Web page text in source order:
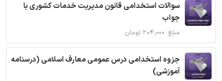
سوالات استخدامی قانون مدیریت خدمات کشوری با
جواب
مبلغ: ۲۰۴,۰۰۰ تومان
جزوه استخدامی درس عمومی معارف اسلامی (درسنامه
آموزشی)